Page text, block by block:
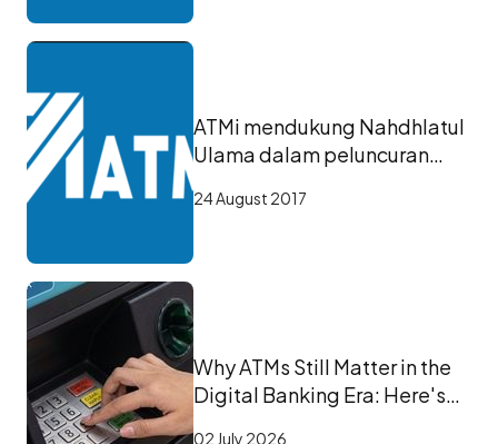
ATMi mendukung Nahdhlatul
Ulama dalam peluncuran
24 August 2017
Why ATMs Still Matter in the
Digital Banking Era: Here's
02 July 2026